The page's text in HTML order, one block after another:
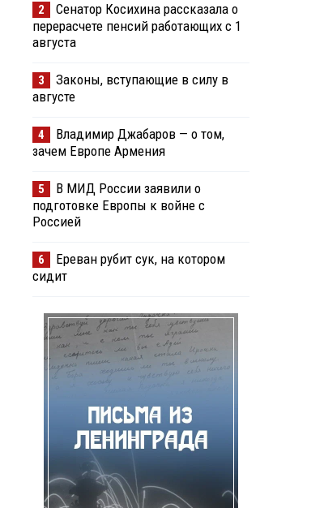
2
Сенатор Косихина рассказала о
перерасчете пенсий работающих с 1
августа
3
Законы, вступающие в силу в
августе
4
Владимир Джабаров — о том,
зачем Европе Армения
5
В МИД России заявили о
подготовке Европы к войне с
Россией
6
Ереван рубит сук, на котором
сидит